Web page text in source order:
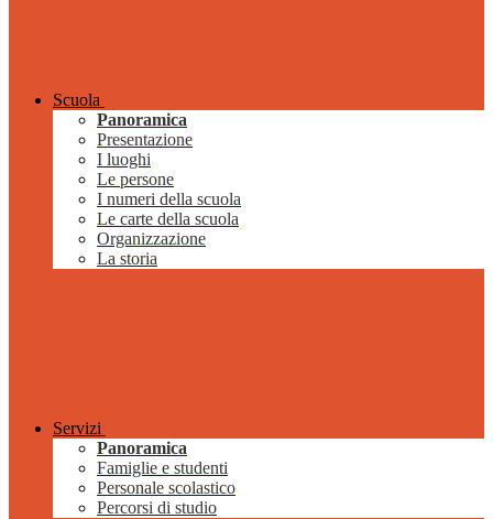
Scuola
Panoramica
Presentazione
I luoghi
Le persone
I numeri della scuola
Le carte della scuola
Organizzazione
La storia
Servizi
Panoramica
Famiglie e studenti
Personale scolastico
Percorsi di studio